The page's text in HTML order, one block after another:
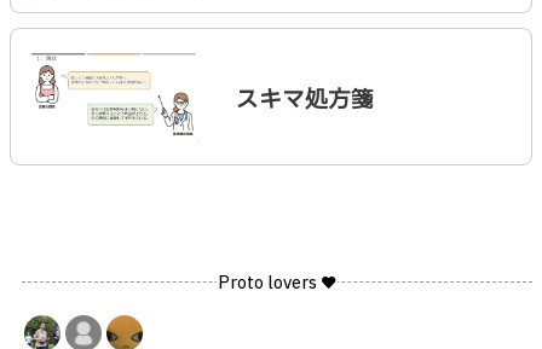
スキマ処方箋
Proto lovers ♥